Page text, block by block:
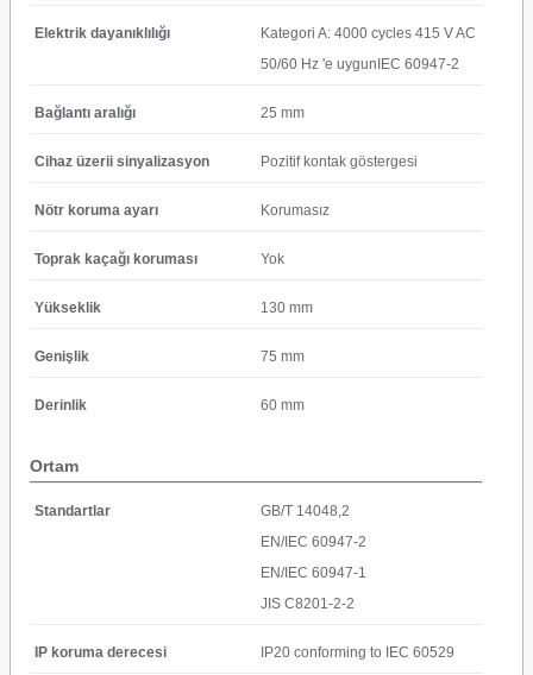
Elektrik dayanıklılığı
Kategori A: 4000 cycles 415 V AC
50/60 Hz 'e uygunIEC 60947-2
Bağlantı aralığı 25 mm
Cihaz üzerii sinyalizasyon Pozitif kontak göstergesi
Nötr koruma ayarı Korumasız
Toprak kaçağı koruması Yok
Yükseklik 130 mm
Genişlik 75 mm
Derinlik 60 mm
Ortam
Standartlar
GB/T 14048,2
EN/IEC 60947-2
EN/IEC 60947-1
JIS C8201-2-2
IP koruma derecesi IP20 conforming to IEC 60529